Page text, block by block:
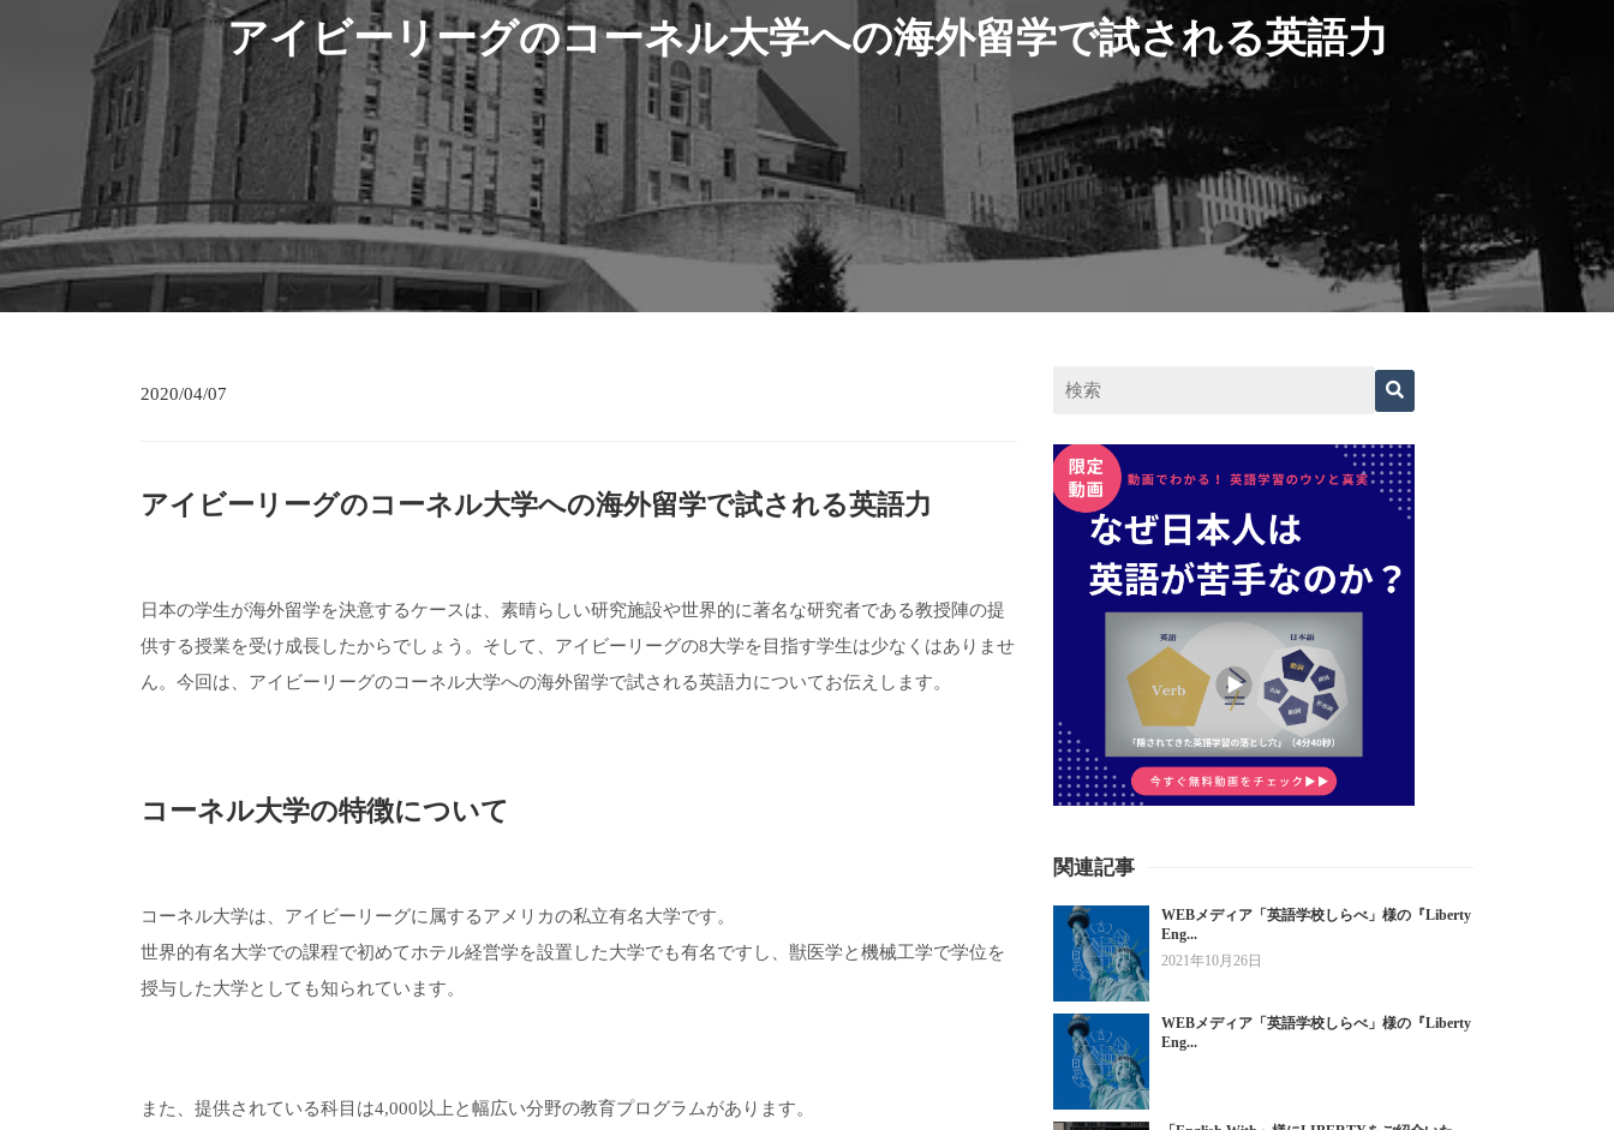
アイビーリーグのコーネル大学への海外留学で試される英語力
2020/04/07
アイビーリーグのコーネル大学への海外留学で試される英語力
日本の学生が海外留学を決意するケースは、素晴らしい研究施設や世界的に著名な研究者である教授陣の提
供する授業を受け成長したからでしょう。そして、アイビーリーグの8大学を目指す学生は少なくはありませ
ん。今回は、アイビーリーグのコーネル大学への海外留学で試される英語力についてお伝えします。
コーネル大学の特徴について
コーネル大学は、アイビーリーグに属するアメリカの私立有名大学です。
世界的有名大学での課程で初めてホテル経営学を設置した大学でも有名ですし、獣医学と機械工学で学位を
授与した大学としても知られています。
また、提供されている科目は4,000以上と幅広い分野の教育プログラムがあります。
関連記事
WEBメディア「英語学校しらべ」様の『Liberty
Eng...
2021年10月26日
WEBメディア「英語学校しらべ」様の『Liberty
Eng...